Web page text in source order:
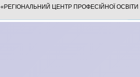
«РЕГІОНАЛЬНИЙ ЦЕНТР ПРОФЕСІЙНОЇ